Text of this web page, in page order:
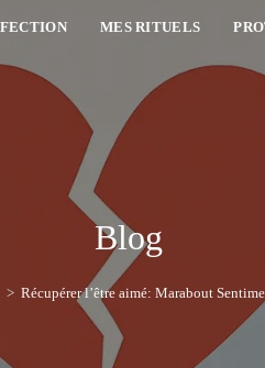
MES RITUELS
Blog
> Récupérer l’être aimé: Marabout